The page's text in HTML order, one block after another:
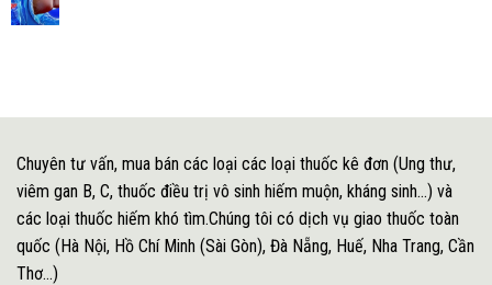
Chuyên tư vấn, mua bán các loại các loại thuốc kê đơn (Ung thư,
viêm gan B, C, thuốc điều trị vô sinh hiếm muộn, kháng sinh...) và
các loại thuốc hiếm khó tìm.Chúng tôi có dịch vụ giao thuốc toàn
quốc (Hà Nội, Hồ Chí Minh (Sài Gòn), Đà Nẵng, Huế, Nha Trang, Cần
Thơ...)